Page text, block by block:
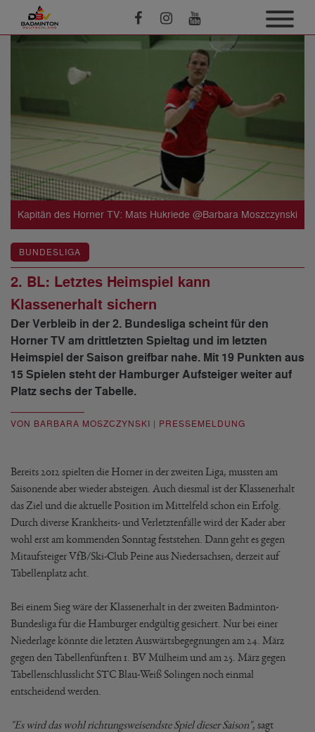
Kapitän des Horner TV: Mats Hukriede @Barbara Moszczynski
BUNDESLIGA
2. BL: Letztes Heimspiel kann
Klassenerhalt sichern
Der Verbleib in der 2. Bundesliga scheint für den
Horner TV am drittletzten Spieltag und im letzten
Heimspiel der Saison greifbar nahe. Mit 19 Punkten aus
15 Spielen steht der Hamburger Aufsteiger weiter auf
Platz sechs der Tabelle.
VON BARBARA MOSZCZYNSKI | PRESSEMELDUNG
Bereits 2012 spielten die Horner in der zweiten Liga, mussten am
Saisonende aber wieder absteigen. Auch diesmal ist der Klassenerhalt
das Ziel und die aktuelle Position im Mittelfeld schon ein Erfolg.
Durch diverse Krankheits- und Verletztenfälle wird der Kader aber
wohl erst am kommenden Sonntag feststehen. Dann geht es gegen
Mitaufsteiger VfB/Ski-Club Peine aus Niedersachsen, derzeit auf
Tabellenplatz acht.
Bei einem Sieg wäre der Klassenerhalt in der zweiten Badminton-
Bundesliga für die Hamburger endgültig gesichert. Nur bei einer
Niederlage könnte die letzten Auswärtsbegegnungen am 24. März
gegen den Tabellenfünften 1. BV Mülheim und am 25. März gegen
Tabellenschlusslicht STC Blau-Weiß Solingen noch einmal
entscheidend werden.
"Es wird das wohl richtungsweisendste Spiel dieser Saison", sagt